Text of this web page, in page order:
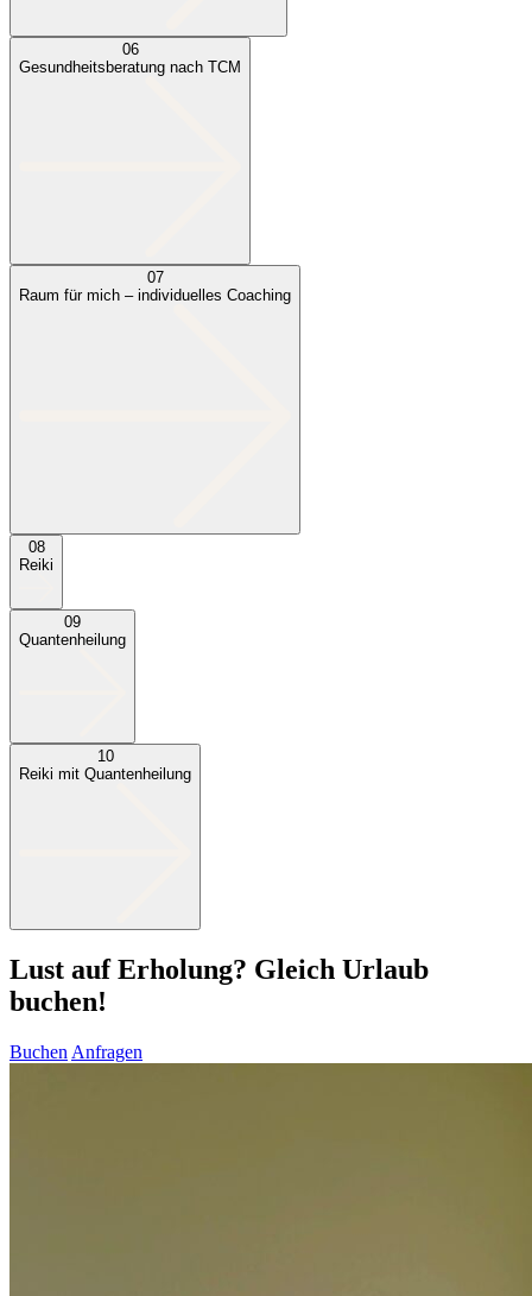
06
Gesundheitsberatung nach TCM
07
Raum für mich – individuelles Coaching
08
Reiki
09
Quantenheilung
10
Reiki mit Quantenheilung
Lust auf Erholung? Gleich Urlaub
buchen!
Buchen Anfragen